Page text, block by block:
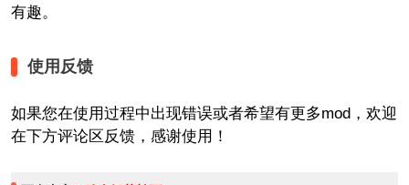
有趣。
使用反馈
如果您在使用过程中出现错误或者希望有更多mod，欢迎
在下方评论区反馈，感谢使用！